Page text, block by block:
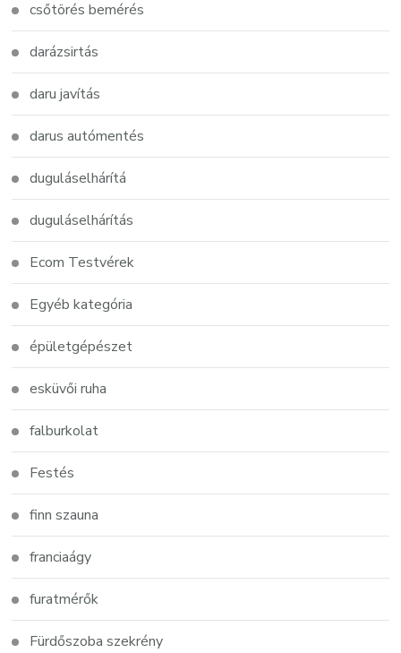
csőtörés bemérés
darázsirtás
daru javítás
darus autómentés
duguláselhárítá
duguláselhárítás
Ecom Testvérek
Egyéb kategória
épületgépészet
esküvői ruha
falburkolat
Festés
finn szauna
franciaágy
furatmérők
Fürdőszoba szekrény